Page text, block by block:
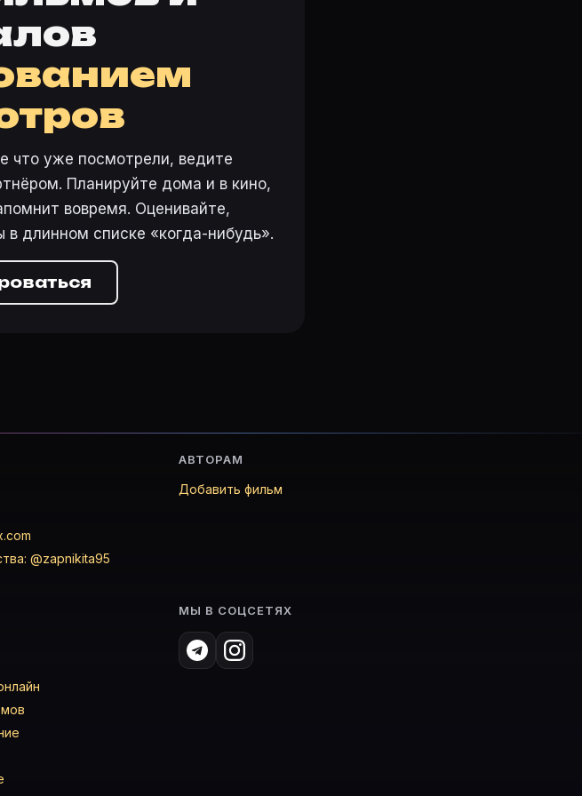
что уже посмотрели, ведите
Планируйте дома и в кино,
вовремя. Оценивайте,
длинном списке «когда-нибудь».
@zapnikita95
АВТОРАМ
Добавить фильм
МЫ В СОЦСЕТЯХ